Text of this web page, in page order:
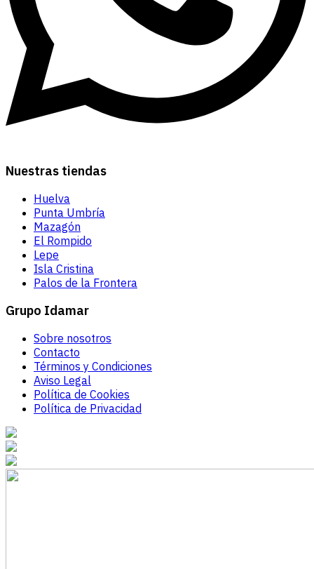
Nuestras tiendas
Huelva
Punta Umbría
Mazagón
El Rompido
Lepe
Isla Cristina
Palos de la Frontera
Grupo Idamar
Sobre nosotros
Contacto
Términos y Condiciones
Aviso Legal
Política de Cookies
Política de Privacidad